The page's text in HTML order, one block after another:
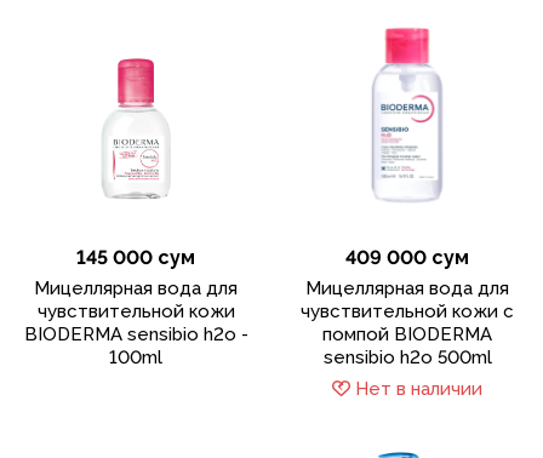
145 000 сум
Мицеллярная вода для
чувствительной кожи
BIODERMA sensibio h2o -
100ml
409 000 сум
Мицеллярная вода для
чувствительной кожи с
помпой BIODERMA
sensibio h2o 500ml
Нет в наличии